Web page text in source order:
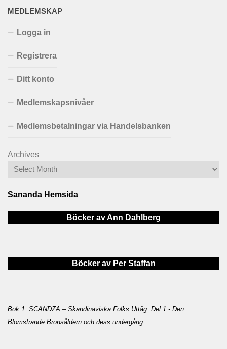
MEDLEMSKAP
Logga in
Registrera
Ditt konto
Medlemskapsnivåer
Medlemsbetalningar via Handelsbanken
Archives
Sananda Hemsida
Böcker av Ann Dahlberg
Böcker av Per Staffan
Bok 1: SCANDZA – Skandinaviska Folks Uttåg: Del 1 - Den
Blomstrande Bronsåldern och dess undergång.